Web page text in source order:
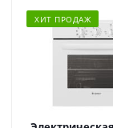
ХИТ ПРОДАЖ